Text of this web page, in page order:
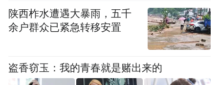
陕西柞水遭遇大暴雨，五千
余户群众已紧急转移安置
盗香窃玉：我的青春就是赌出来的